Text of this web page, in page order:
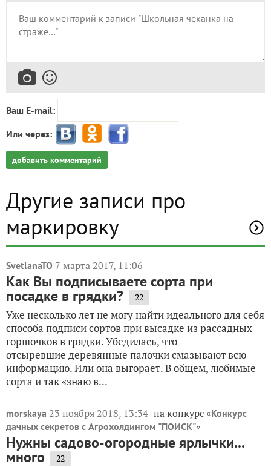
Ваш E-mail:
Или через:
добавить комментарий
Другие записи про
маркировку
SvetlanaTO 7 марта 2017, 11:06
Как Вы подписываете сорта при
посадке в грядки? 22
Уже несколько лет не могу найти идеального для себя
способа подписи сортов при высадке из рассадных
горшочков в грядки. Убедилась, что
отсыревшие деревянные палочки смазывают всю
информацию. Или она выгорает. В общем, любимые
сорта и так «знаю в...
morskaya 23 ноября 2018, 13:34 на конкурс «Конкурс
дачных секретов с Агрохолдингом "ПОИСК"»
Нужны садово-огородные ярлычки...
много 22